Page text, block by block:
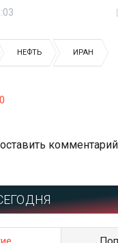
НЕФТЬ ИРАН
0